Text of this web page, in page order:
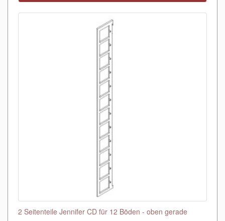
2 Seitenteile Jennifer CD für 12 Böden - oben gerade